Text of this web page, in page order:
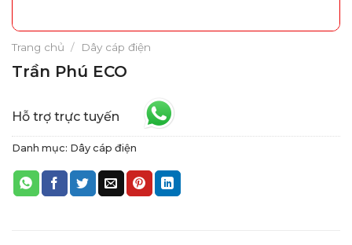
Trang chủ / Dây cáp điện
Trần Phú ECO
Hỗ trợ trực tuyến
Danh mục: Dây cáp điện